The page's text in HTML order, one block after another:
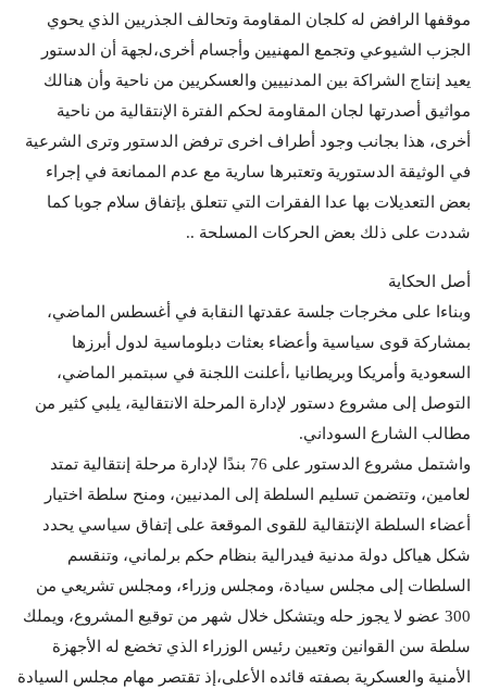
موقفها الرافض له كلجان المقاومة وتحالف الجذريين الذي يحوي
الجزب الشيوعي وتجمع المهنيين وأجسام أخرى،لجهة أن الدستور
يعيد إنتاج الشراكة بين المدنييين والعسكريين من ناحية وأن هنالك
مواثيق أصدرتها لجان المقاومة لحكم الفترة الإنتقالية من ناحية
أخرى، هذا بجانب وجود أطراف اخرى ترفض الدستور وترى الشرعية
في الوثيقة الدستورية وتعتبرها سارية مع عدم الممانعة في إجراء
بعض التعديلات بها عدا الفقرات التي تتعلق بإتفاق سلام جوبا كما
شددت على ذلك بعض الحركات المسلحة ..
أصل الحكاية
وبناءا على مخرجات جلسة عقدتها النقابة في أغسطس الماضي،
بمشاركة قوى سياسية وأعضاء بعثات دبلوماسية لدول أبرزها
السعودية وأمريكا وبريطانيا ،أعلنت اللجنة في سبتمبر الماضي،
التوصل إلى مشروع دستور لإدارة المرحلة الانتقالية، يلبي كثير من
مطالب الشارع السوداني.
واشتمل مشروع الدستور على 76 بندًا لإدارة مرحلة إنتقالية تمتد
لعامين، وتتضمن تسليم السلطة إلى المدنيين، ومنح سلطة اختيار
أعضاء السلطة الإنتقالية للقوى الموقعة على إتفاق سياسي يحدد
شكل هياكل دولة مدنية فيدرالية بنظام حكم برلماني، وتنقسم
السلطات إلى مجلس سيادة، ومجلس وزراء، ومجلس تشريعي من
300 عضو لا يجوز حله ويتشكل خلال شهر من توقيع المشروع، ويملك
سلطة سن القوانين وتعيين رئيس الوزراء الذي تخضع له الأجهزة
الأمنية والعسكرية بصفته قائده الأعلى،إذ تقتصر مهام مجلس السيادة